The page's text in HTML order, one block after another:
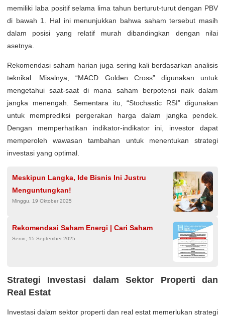
memiliki laba positif selama lima tahun berturut-turut dengan PBV
di bawah 1. Hal ini menunjukkan bahwa saham tersebut masih
dalam posisi yang relatif murah dibandingkan dengan nilai
asetnya.
Rekomendasi saham harian juga sering kali berdasarkan analisis
teknikal. Misalnya, “MACD Golden Cross” digunakan untuk
mengetahui saat-saat di mana saham berpotensi naik dalam
jangka menengah. Sementara itu, “Stochastic RSI” digunakan
untuk memprediksi pergerakan harga dalam jangka pendek.
Dengan memperhatikan indikator-indikator ini, investor dapat
memperoleh wawasan tambahan untuk menentukan strategi
investasi yang optimal.
Meskipun Langka, Ide Bisnis Ini Justru
Menguntungkan!
Minggu, 19 Oktober 2025
Rekomendasi Saham Energi | Cari Saham
Senin, 15 September 2025
Strategi Investasi dalam Sektor Properti dan
Real Estat
Investasi dalam sektor properti dan real estat memerlukan strategi